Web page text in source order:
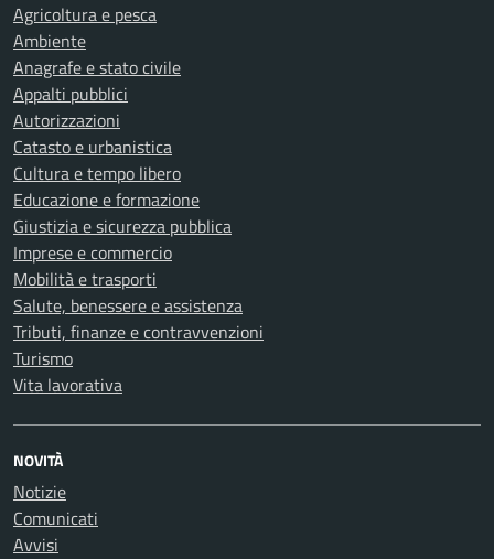
Agricoltura e pesca
Ambiente
Anagrafe e stato civile
Appalti pubblici
Autorizzazioni
Catasto e urbanistica
Cultura e tempo libero
Educazione e formazione
Giustizia e sicurezza pubblica
Imprese e commercio
Mobilità e trasporti
Salute, benessere e assistenza
Tributi, finanze e contravvenzioni
Turismo
Vita lavorativa
NOVITÀ
Notizie
Comunicati
Avvisi